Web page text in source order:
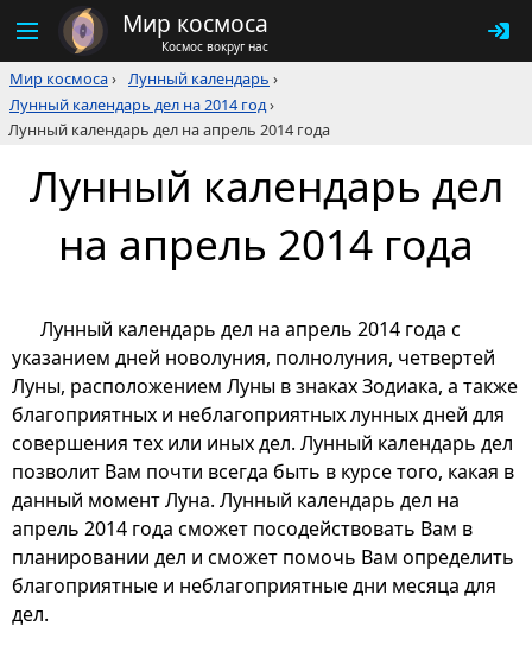
Мир космоса
Космос вокруг нас
Мир космоса› Лунный календарь ›
Лунный календарь дел на 2014 год›
Лунный календарь дел на апрель 2014 года
Лунный календарь дел
на апрель 2014 года
Лунный календарь дел на апрель 2014 года с
указанием дней новолуния, полнолуния, четвертей
Луны, расположением Луны в знаках Зодиака, а также
благоприятных и неблагоприятных лунных дней для
совершения тех или иных дел. Лунный календарь дел
позволит Вам почти всегда быть в курсе того, какая в
данный момент Луна. Лунный календарь дел на
апрель 2014 года сможет посодействовать Вам в
планировании дел и сможет помочь Вам определить
благоприятные и неблагоприятные дни месяца для
дел.